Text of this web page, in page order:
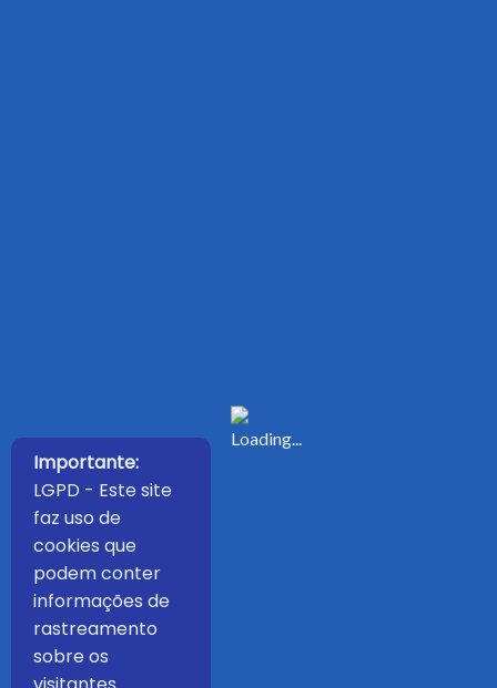
Importante:
LGPD - Este site
faz uso de
cookies que
podem conter
informações de
rastreamento
sobre os